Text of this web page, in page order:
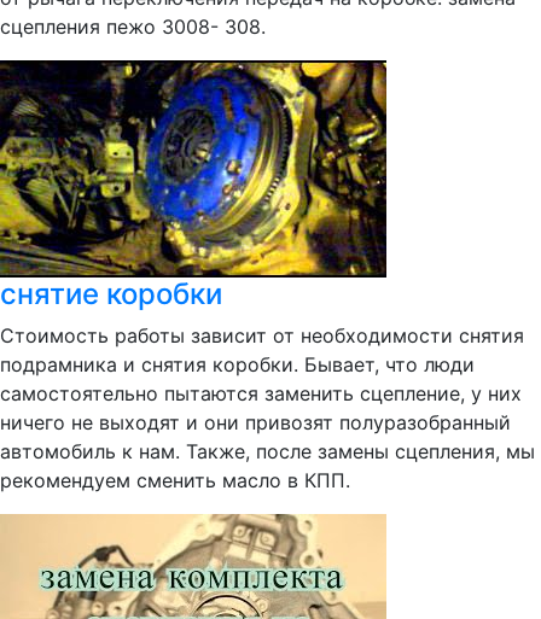
сцепления пежо 3008- 308.
снятие коробки
Стоимость работы зависит от необходимости снятия
подрамника и снятия коробки. Бывает, что люди
самостоятельно пытаются заменить сцепление, у них
ничего не выходят и они привозят полуразобранный
автомобиль к нам. Также, после замены сцепления, мы
рекомендуем сменить масло в КПП.